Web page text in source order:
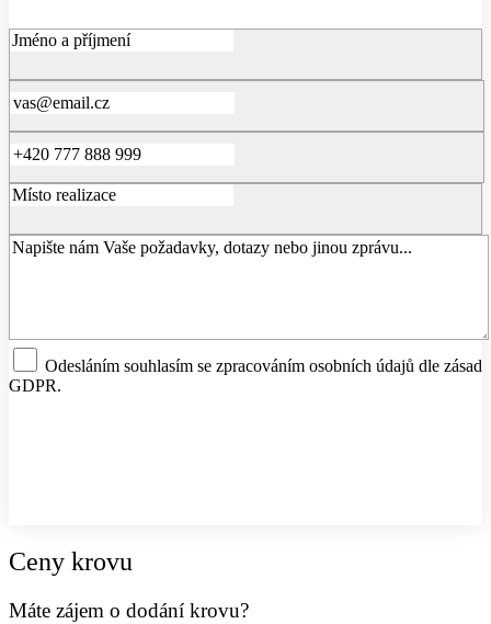
Odesláním souhlasím se zpracováním osobních údajů dle zásad
GDPR.
Ceny krovu
Máte zájem o dodání krovu?